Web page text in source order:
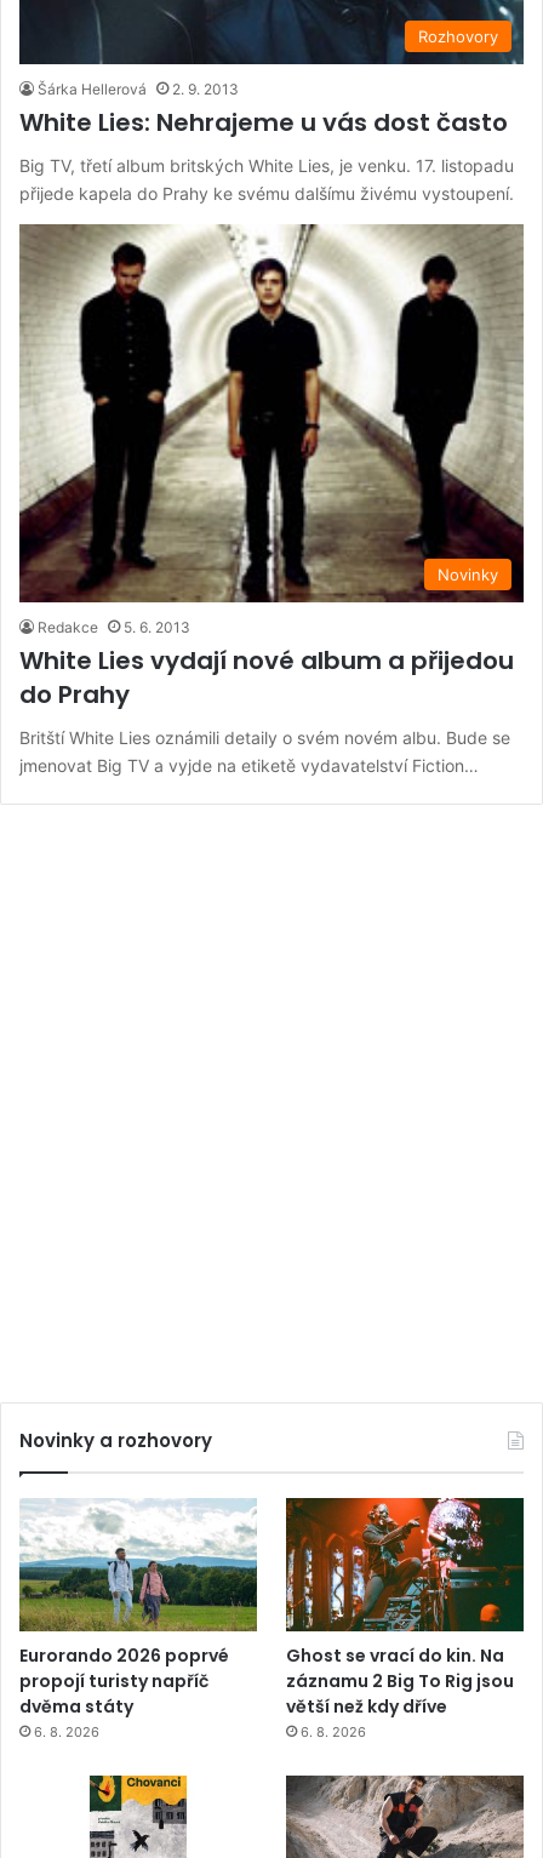
Rozhovory
Šárka Hellerová 2. 9. 2013
White Lies: Nehrajeme u vás dost často
Big TV, třetí album britských White Lies, je venku. 17. listopadu
přijede kapela do Prahy ke svému dalšímu živému vystoupení.
Novinky
Redakce 5. 6. 2013
White Lies vydají nové album a přijedou
do Prahy
Britští White Lies oznámili detaily o svém novém albu. Bude se
jmenovat Big TV a vyjde na etiketě vydavatelství Fiction…
Novinky a rozhovory
Eurorando 2026 poprvé
propojí turisty napříč
dvěma státy
6. 8. 2026
Ghost se vrací do kin. Na
záznamu 2 Big To Rig jsou
větší než kdy dříve
6. 8. 2026